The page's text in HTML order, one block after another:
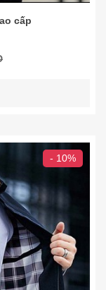
cấp
- 10%